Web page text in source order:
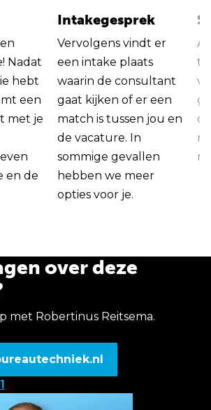
Nadat
hebt
een
met je
en de
Intakegesprek
Vervolgens vindt er
een intake plaats
waarin de consultant
gaat kijken of er een
match is tussen jou en
de vacature. In
sommige gevallen
hebben we meer
opties voor je.
over deze
met Robertinus Reitsema.